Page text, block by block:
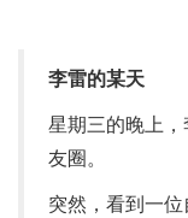
李雷的某天
星期三的晚上
友圈。
突然，看到一